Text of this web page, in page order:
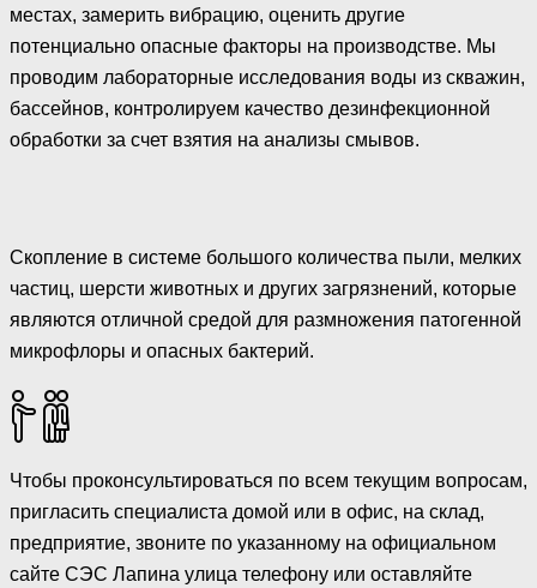
местах, замерить вибрацию, оценить другие
потенциально опасные факторы на производстве. Мы
проводим лабораторные исследования воды из скважин,
бассейнов, контролируем качество дезинфекционной
обработки за счет взятия на анализы смывов.
Скопление в системе большого количества пыли, мелких
частиц, шерсти животных и других загрязнений, которые
являются отличной средой для размножения патогенной
микрофлоры и опасных бактерий.
Чтобы проконсультироваться по всем текущим вопросам,
пригласить специалиста домой или в офис, на склад,
предприятие, звоните по указанному на официальном
сайте СЭС Лапина улица телефону или оставляйте